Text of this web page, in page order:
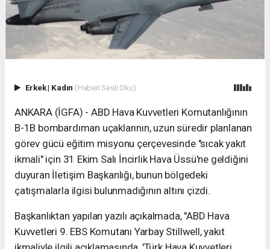
Erkek| Kadın (Haberi Sesli Oku)
ANKARA (İGFA) - ABD Hava Kuvvetleri Komutanlığının
B-1B bombardıman uçaklarının, uzun süredir planlanan
görev gücü eğitim misyonu çerçevesinde "sıcak yakıt
ikmali" için 31 Ekim Salı İncirlik Hava Üssü'ne geldiğini
duyuran İletişim Başkanlığı, bunun bölgedeki
çatışmalarla ilgisi bulunmadığının altını çizdi.
Başkanlıktan yapılan yazılı açıkalmada, "ABD Hava
Kuvvetleri 9. EBS Komutanı Yarbay Stillwell, yakıt